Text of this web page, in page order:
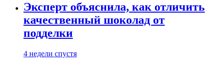
Эксперт объяснила, как отличить
качественный шоколад от
подделки
4 недели спустя